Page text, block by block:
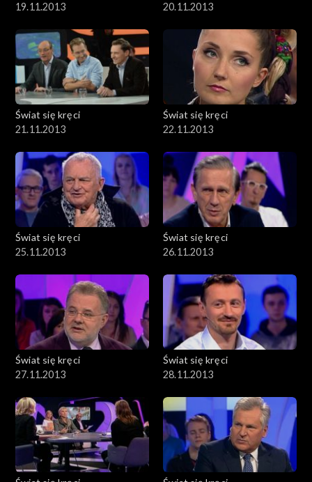
19.11.2013
20.11.2013
Świat się kręci
21.11.2013
Świat się kręci
22.11.2013
Świat się kręci
25.11.2013
Świat się kręci
26.11.2013
Świat się kręci
27.11.2013
Świat się kręci
28.11.2013